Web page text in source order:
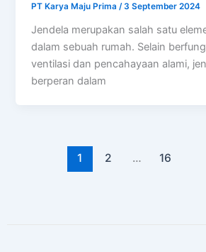
PT Karya Maju Prima/3 September 2024
Jendela merupakan salah satu
dalam sebuah rumah. Selain
ventilasi dan pencahayaan alami,
berperan dalam
1 2 … 16